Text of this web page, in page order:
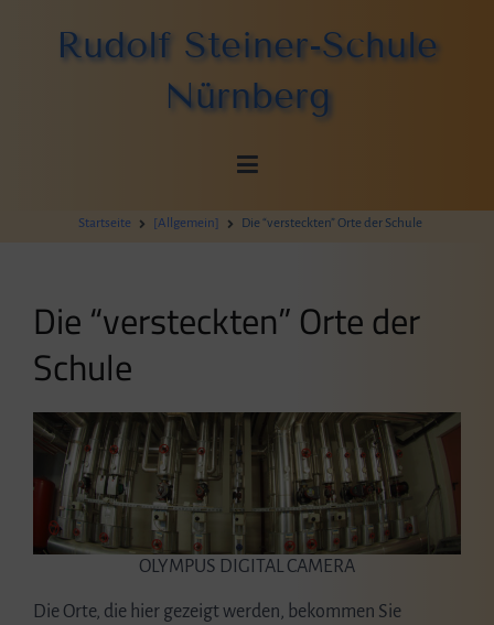
springenRudolf Steiner-Schule
Nürnberg
Startseite [Allgemein] Die “versteckten” Orte der Schule
Die “versteckten” Orte der
Schule
OLYMPUS DIGITAL CAMERA
Die Orte, die hier gezeigt werden, bekommen Sie